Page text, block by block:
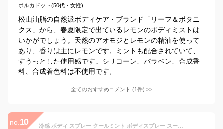
ポルカドット(50代・女性)
松山油脂の自然派ボディケア・ブランド「リーフ＆ボタニ
クス」から、春夏限定で出ているレモンのボディミストは
いかがでしょう。天然のアオモジとレモンの精油を使って
あり、香りは主にレモンです。ミントも配合されていて、
すうっとした使用感です。シリコーン、パラベン、合成香
料、合成着色料は不使用です。
全てのおすすめコメント (1件) >
no. 10 冷感 ボディ スプレー クールミント ボディスプレー スーパー エクストラ 頭 ボディミスト スプレー ミント ハッカ 全身 クールダウン 涼感 アウトドア スポーツ パーフェクトポーション Perfect Potion オーガニック 無添加 100% ナチュラル プレゼント リフレッシュ